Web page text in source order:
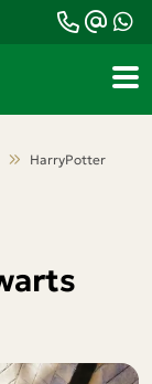
HarryPotter